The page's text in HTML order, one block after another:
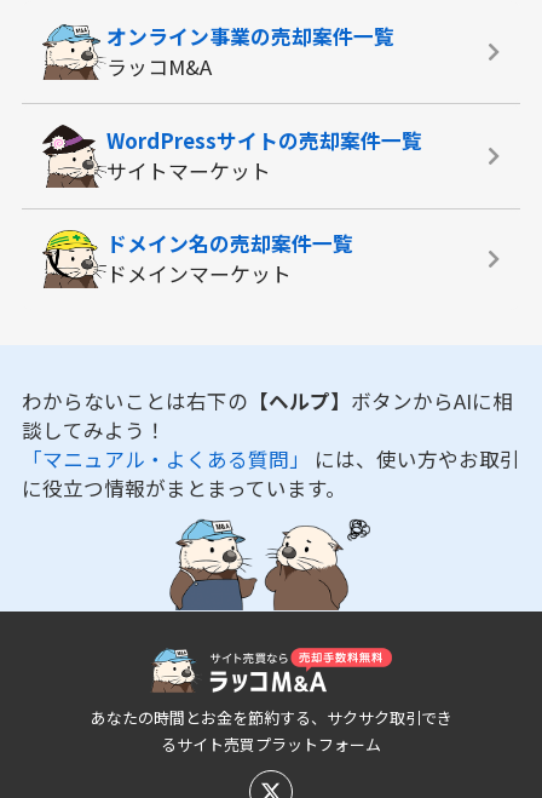
オンライン事業の売却案件一覧
ラッコM&A
WordPressサイトの売却案件一覧
サイトマーケット
ドメイン名の売却案件一覧
ドメインマーケット
わからないことは右下の 【ヘルプ】 ボタンからAIに相
談してみよう！
「マニュアル・よくある質問」 には、使い方やお取引
に役立つ情報がまとまっています。
あなたの時間とお金を節約する、サクサク取引でき
るサイト売買プラットフォーム